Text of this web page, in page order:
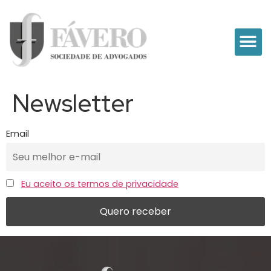
Newsletter
Email
Eu aceito os termos de privacidade